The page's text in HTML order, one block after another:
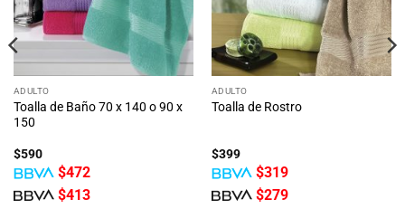
ADULTO
Toalla de Baño 70 x 140 o 90 x
150
$590
$472
$413
ADULTO
Toalla de Rostro
$399
$319
$279